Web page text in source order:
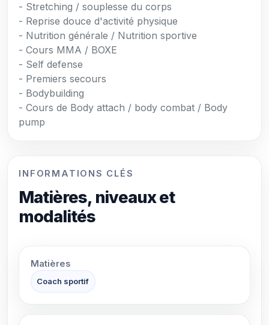
- Stretching / souplesse du corps
- Reprise douce d'activité physique
- Nutrition générale / Nutrition sportive
- Cours MMA / BOXE
- Self defense
- Premiers secours
- Bodybuilding
- Cours de Body attach / body combat / Body
pump
INFORMATIONS CLÉS
Matières, niveaux et
modalités
Matières
Coach sportif